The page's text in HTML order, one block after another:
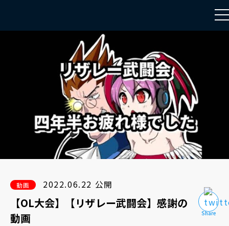
動画 2022.06.22 公開
【OL大会】【リザレー武闘会】感謝の
動画